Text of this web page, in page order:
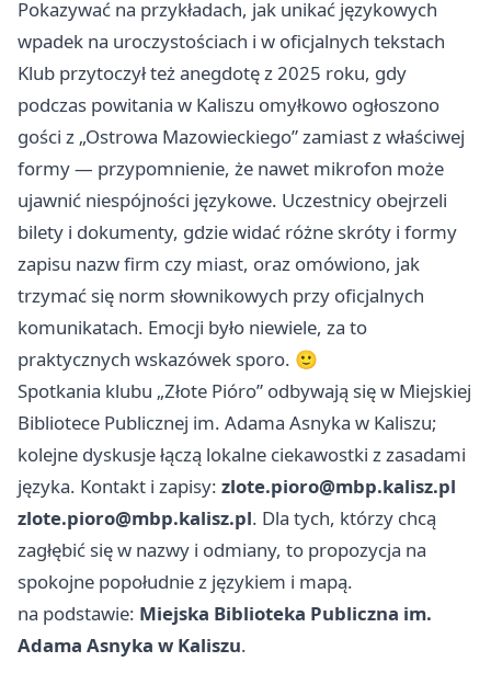
Pokazywać na przykładach, jak unikać językowych
wpadek na uroczystościach i w oficjalnych tekstach
Klub przytoczył też anegdotę z 2025 roku, gdy
podczas powitania w Kaliszu omyłkowo ogłoszono
gości z „Ostrowa Mazowieckiego” zamiast z właściwej
formy — przypomnienie, że nawet mikrofon może
ujawnić niespójności językowe. Uczestnicy obejrzeli
bilety i dokumenty, gdzie widać różne skróty i formy
zapisu nazw firm czy miast, oraz omówiono, jak
trzymać się norm słownikowych przy oficjalnych
komunikatach. Emocji było niewiele, za to
praktycznych wskazówek sporo. 🙂
Spotkania klubu „Złote Pióro” odbywają się w Miejskiej
Bibliotece Publicznej im. Adama Asnyka w Kaliszu;
kolejne dyskusje łączą lokalne ciekawostki z zasadami
języka. Kontakt i zapisy: zlote.pioro@mbp.kalisz.pl
zlote.pioro@mbp.kalisz.pl. Dla tych, którzy chcą
zagłębić się w nazwy i odmiany, to propozycja na
spokojne popołudnie z językiem i mapą.
na podstawie: Miejska Biblioteka Publiczna im.
Adama Asnyka w Kaliszu.